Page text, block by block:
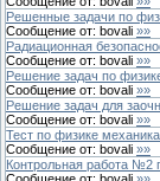
Решенные задачи по
Сообщение от: bovali »»
Радиационная
Сообщение от: bovali »»
Решение задач по
Сообщение от: bovali »»
Решение задач для
Сообщение от: bovali »»
Тест по физике
Сообщение от: bovali »»
Контрольная работа №2